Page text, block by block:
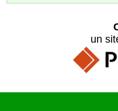
un